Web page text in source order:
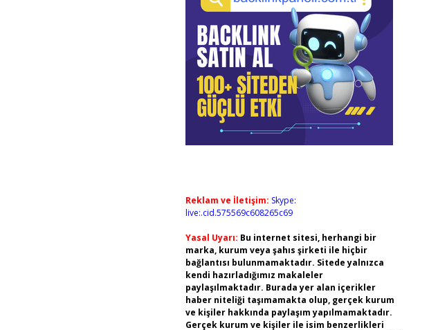
Reklam ve İletişim: Skype:
live:.cid.575569c608265c69
Yasal Uyarı: Bu internet sitesi, herhangi bir
marka, kurum veya şahıs şirketi ile hiçbir
bağlantısı bulunmamaktadır. Sitede yalnızca
kendi hazırladığımız makaleler
paylaşılmaktadır. Burada yer alan içerikler
haber niteliği taşımamakta olup, gerçek kurum
ve kişiler hakkında paylaşım yapılmamaktadır.
Gerçek kurum ve kişiler ile isim benzerlikleri